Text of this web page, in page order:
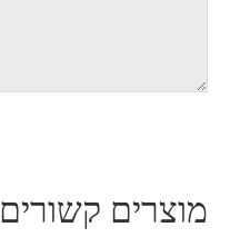
מוצרים קשורים